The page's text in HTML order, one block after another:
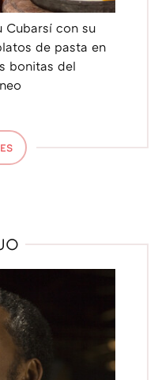
Cubarsí con su
de pasta en
bonitas del